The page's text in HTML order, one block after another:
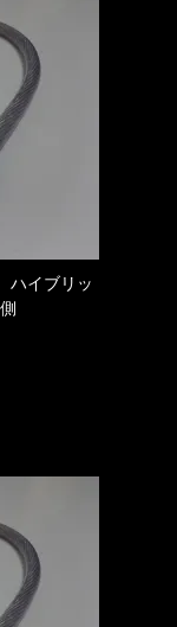
ハイブリッ